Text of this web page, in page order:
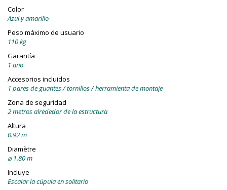
Color
Azul y amarillo
Peso máximo de usuario
110 kg
Garantía
1 año
Accesorios incluidos
1 pares de guantes / tornillos / herramienta de montaje
Zona de seguridad
2 metros alrededor de la estructura
Altura
0.92 m
Diamètre
⌀ 1.80 m
Incluye
Escalar la cúpula en solitario